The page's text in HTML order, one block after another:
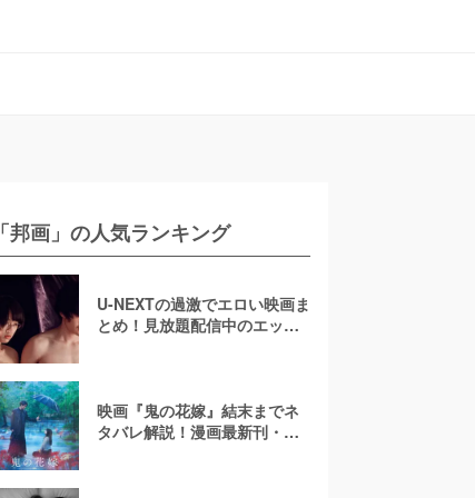
「邦画」の人気ランキング
U-NEXTの過激でエロい映画ま
とめ！見放題配信中のエッチ
映画『鬼の花嫁』結末までネ
タバレ解説！漫画最新刊・小